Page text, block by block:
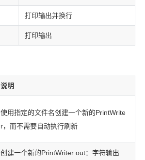
打印输出并换行
打印输出
说明
使用指定的文件名创建一个新的PrintWrite
r，而不需要自动执行刷新
创建一个新的PrintWriter out：字符输出